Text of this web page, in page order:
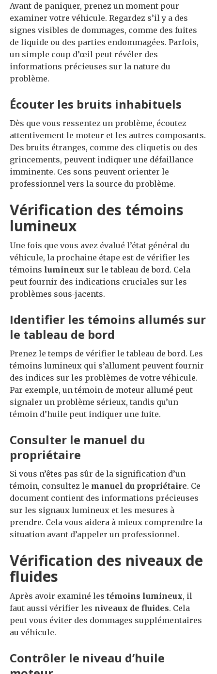
Avant de paniquer, prenez un moment pour
examiner votre véhicule. Regardez s’il y a des
signes visibles de dommages, comme des fuites
de liquide ou des parties endommagées. Parfois,
un simple coup d’œil peut révéler des
informations précieuses sur la nature du
problème.
Écouter les bruits inhabituels
Dès que vous ressentez un problème, écoutez
attentivement le moteur et les autres composants.
Des bruits étranges, comme des cliquetis ou des
grincements, peuvent indiquer une défaillance
imminente. Ces sons peuvent orienter le
professionnel vers la source du problème.
Vérification des témoins
lumineux
Une fois que vous avez évalué l’état général du
véhicule, la prochaine étape est de vérifier les
témoins lumineux sur le tableau de bord. Cela
peut fournir des indications cruciales sur les
problèmes sous-jacents.
Identifier les témoins allumés sur
le tableau de bord
Prenez le temps de vérifier le tableau de bord. Les
témoins lumineux qui s’allument peuvent fournir
des indices sur les problèmes de votre véhicule.
Par exemple, un témoin de moteur allumé peut
signaler un problème sérieux, tandis qu’un
témoin d’huile peut indiquer une fuite.
Consulter le manuel du
propriétaire
Si vous n’êtes pas sûr de la signification d’un
témoin, consultez le manuel du propriétaire. Ce
document contient des informations précieuses
sur les signaux lumineux et les mesures à
prendre. Cela vous aidera à mieux comprendre la
situation avant d’appeler un professionnel.
Vérification des niveaux de
fluides
Après avoir examiné les témoins lumineux, il
faut aussi vérifier les niveaux de fluides. Cela
peut vous éviter des dommages supplémentaires
au véhicule.
Contrôler le niveau d’huile